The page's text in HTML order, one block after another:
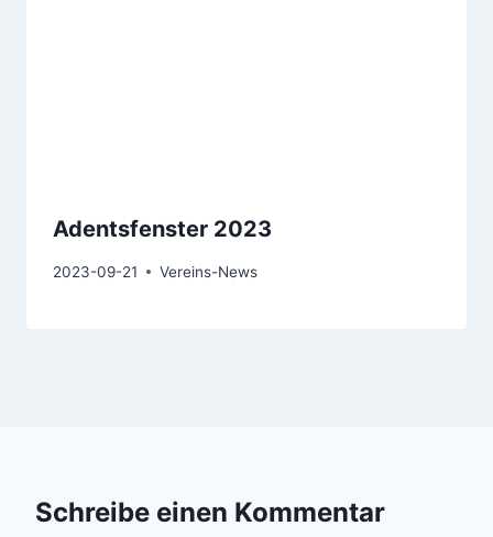
Adentsfenster 2023
2023-09-21 Vereins-News
Schreibe einen Kommentar